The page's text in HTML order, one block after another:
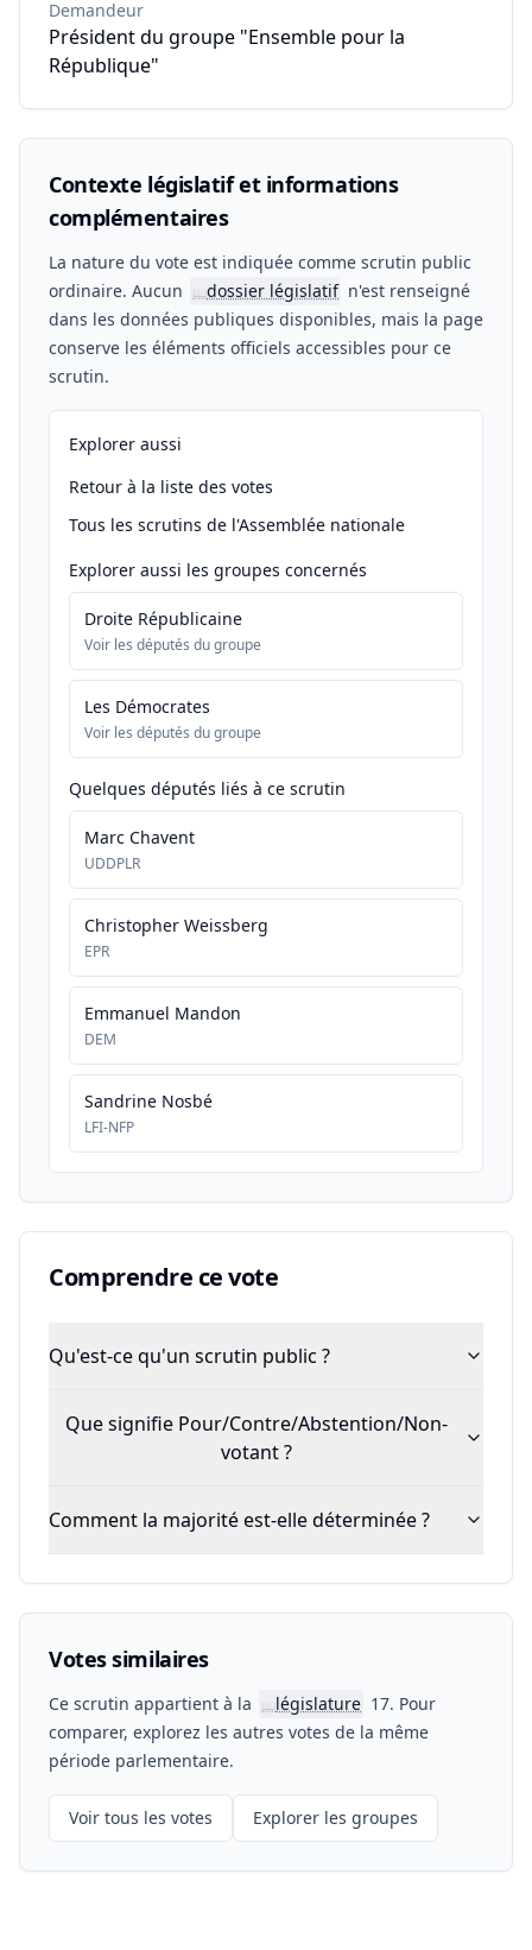
Demandeur
Président du groupe "Ensemble pour la
République"
Contexte législatif et informations
complémentaires
La nature du vote est indiquée comme scrutin public
ordinaire. Aucun
📖dossier législatif n'est renseigné
dans les données publiques disponibles, mais la page
conserve les éléments officiels accessibles pour ce
scrutin.
Explorer aussi
Retour à la liste des votes
Tous les scrutins de l'Assemblée nationale
Explorer aussi les groupes concernés
Droite Républicaine
Voir les députés du groupe
Les Démocrates
Voir les députés du groupe
Quelques députés liés à ce scrutin
Marc Chavent
UDDPLR
Christopher Weissberg
EPR
Emmanuel Mandon
DEM
Sandrine Nosbé
LFI-NFP
Comprendre ce vote
Qu'est-ce qu'un scrutin public ?
Que signifie Pour/Contre/Abstention/Non-
votant ?
Comment la majorité est-elle déterminée ?
Votes similaires
Ce scrutin appartient à la 📖législature 17. Pour
comparer, explorez les autres votes de la même
période parlementaire.
Voir tous les votes Explorer les groupes